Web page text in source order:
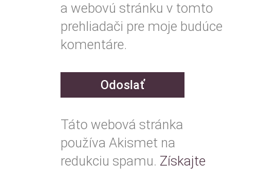
a webovú stránku v tomto
prehliadači pre moje budúce
komentáre.
Táto webová stránka
používa Akismet na
redukciu spamu. Získajte